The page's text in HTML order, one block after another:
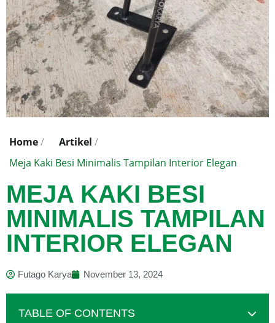
Home/ Artikel /
Meja Kaki Besi Minimalis Tampilan Interior Elegan
MEJA KAKI BESI
MINIMALIS TAMPILAN
INTERIOR ELEGAN
Futago Karya November 13, 2024
TABLE OF CONTENTS